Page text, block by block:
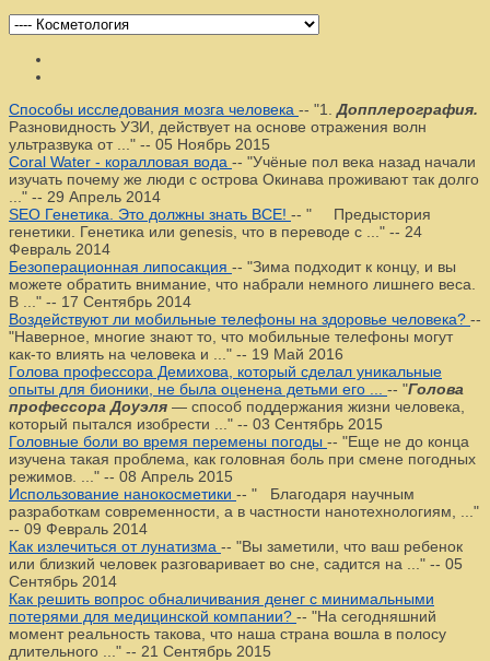
Способы исследования мозга человека -- "1. Допплерография.
Разновидность УЗИ, действует на основе отражения волн
ультразвука от ..." -- 05 Ноябрь 2015
Coral Water - коралловая вода -- "Учёные пол века назад начали
изучать почему же люди с острова Окинава проживают так долго
..." -- 29 Апрель 2014
SEO Генетика. Это должны знать ВСЕ! -- " Предыстория
генетики. Генетика или genesis, что в переводе с ..." -- 24
Февраль 2014
Безоперационная липосакция -- "Зима подходит к концу, и вы
можете обратить внимание, что набрали немного лишнего веса.
В ..." -- 17 Сентябрь 2014
Воздействуют ли мобильные телефоны на здоровье человека? --
"Наверное, многие знают то, что мобильные телефоны могут
как-то влиять на человека и ..." -- 19 Май 2016
Голова профессора Демихова, который сделал уникальные
опыты для бионики, не была оценена детьми его ... -- "Голова
профессора Доуэля — способ поддержания жизни человека,
который пытался изобрести ..." -- 03 Сентябрь 2015
Головные боли во время перемены погоды -- "Еще не до конца
изучена такая проблема, как головная боль при смене погодных
режимов. ..." -- 08 Апрель 2015
Использование нанокосметики -- " Благодаря научным
разработкам современности, а в частности нанотехнологиям, ..."
-- 09 Февраль 2014
Как излечиться от лунатизма -- "Вы заметили, что ваш ребенок
или близкий человек разговаривает во сне, садится на ..." -- 05
Сентябрь 2014
Как решить вопрос обналичивания денег с минимальными
потерями для медицинской компании? -- "На сегодняшний
момент реальность такова, что наша страна вошла в полосу
длительного ..." -- 21 Сентябрь 2015